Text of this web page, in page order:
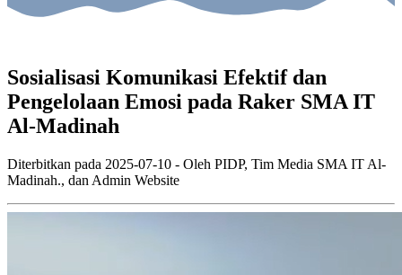
Sosialisasi Komunikasi Efektif dan
Pengelolaan Emosi pada Raker SMA IT
Al-Madinah
Diterbitkan pada 2025-07-10 - Oleh PIDP, Tim Media SMA IT Al-
Madinah., dan Admin Website